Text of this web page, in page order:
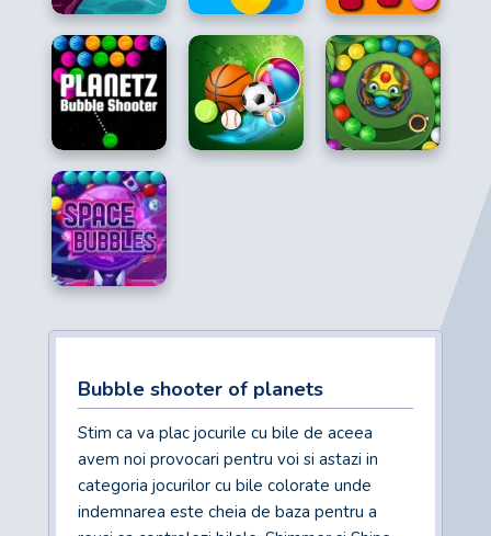
Bubble shooter of planets
Stim ca va plac jocurile cu bile de aceea
avem noi provocari pentru voi si astazi in
categoria jocurilor cu bile colorate unde
indemnarea este cheia de baza pentru a